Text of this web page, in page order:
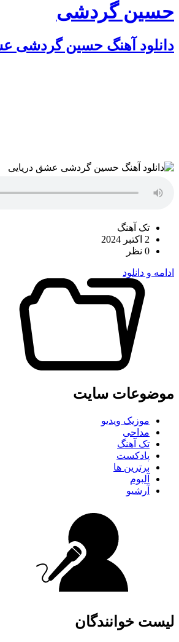
حسین گردشی
دانلود آهنگ حسین گردشی
تک آهنگ
2 اکتبر 2024
0 نظر
ادامه و دانلود
موضوعات سایت
موزیک ویدیو
مداحی
تک آهنگ
پادکست
برترین ها
آلبوم
آرشیو
لیست خوانندگان